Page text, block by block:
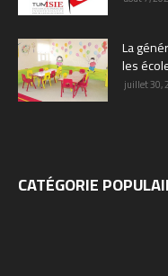
La
les
juillet 30,
CATÉGORIE